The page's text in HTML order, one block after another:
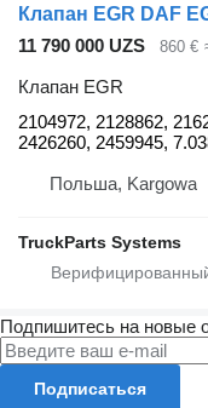
11 790 000 UZS 860 €
Клапан EGR
2104972, 2128862,
2426260, 2459945,
Польша, Kargowa
TruckParts Systems
Подпишитесь на новые
Подписаться